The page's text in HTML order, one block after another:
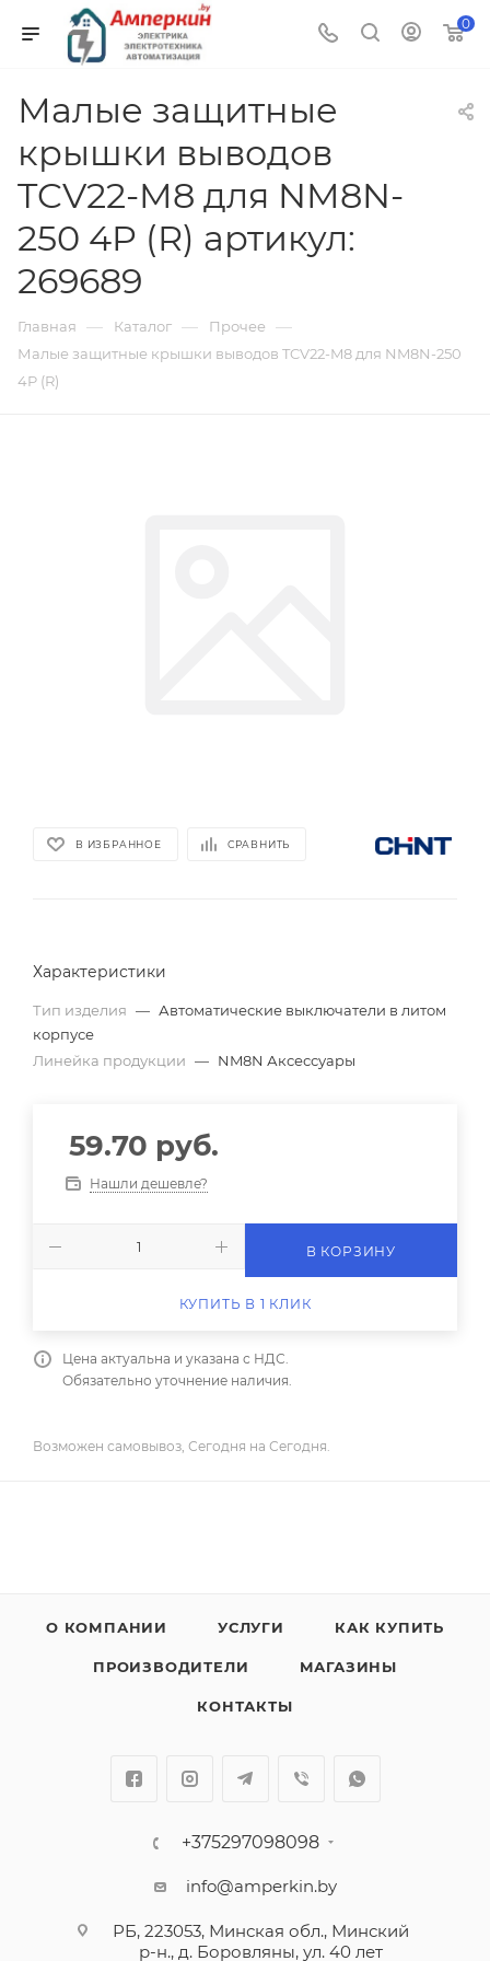
0
Малые защитные
крышки выводов
TCV22-M8 для NM8N-
250 4P (R) артикул:
269689
Главная — Каталог — Прочее —
Малые защитные крышки выводов TCV22-M8 для NM8N-250
4P (R)
В ИЗБРАННОЕ СРАВНИТЬ
Характеристики
Тип изделия — Автоматические выключатели в литом
корпусе
Линейка продукции — NM8N Аксессуары
59.70 руб.
Нашли дешевле?
В КОРЗИНУ
КУПИТЬ В 1 КЛИК
Цена актуальна и указана с НДС.
Обязательно уточнение наличия.
Возможен самовывоз, Сегодня на Сегодня.
О КОМПАНИИ УСЛУГИ КАК КУПИТЬ
ПРОИЗВОДИТЕЛИ МАГАЗИНЫ
КОНТАКТЫ
+375297098098
info@amperkin.by
РБ, 223053, Минская обл., Минский
р-н., д. Боровляны, ул. 40 лет